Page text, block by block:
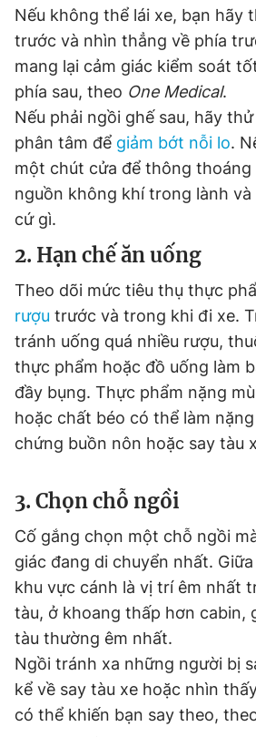
Tổng biên tập: Nguyễn Ngọc Toàn
Phó tổng biên tập thường trực: Hải Thành
Phó tổng biên tập: Lâm Hiếu Dũng
Phó tổng biên tập: Trần Việt Hưng
Tổng thư ký tòa soạn: Đức Trung
Giấy phép xuất bản số 110/GP - BTTTT
© 2003-2026 Bản quyền thuộc về Báo
chép dưới mọi hình thức nếu không có
bản. Phát triển bởi ePi Technologies,
Nếu không thể lái xe, bạn hãy
trước và nhìn thẳng về phía
mang lại cảm giác kiểm soát
phía sau, theo One Medical.
Nếu phải ngồi ghế sau, hãy
phân tâm để giảm bớt nỗi lo.
một chút cửa để thông thoáng
nguồn không khí trong lành
cứ gì.
2. Hạn chế ăn uống
Theo dõi mức tiêu thụ thực
rượu trước và trong khi đi xe.
tránh uống quá nhiều rượu,
thực phẩm hoặc đồ uống làm
đầy bụng. Thực phẩm nặng
hoặc chất béo có thể làm
chứng buồn nôn hoặc say tàu
3. Chọn chỗ ngồi
Cố gắng chọn một chỗ ngồi
giác đang di chuyển nhất.
khu vực cánh là vị trí êm nhất
tàu, ở khoang thấp hơn cabin,
tàu thường êm nhất.
Ngồi tránh xa những người bị
kể về say tàu xe hoặc nhìn
có thể khiến bạn say theo,